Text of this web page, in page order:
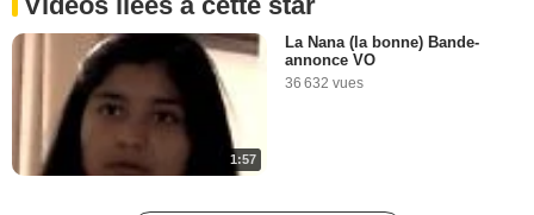
1:57
La Nana (la bonne) Bande-
annonce VO
36 632 vues